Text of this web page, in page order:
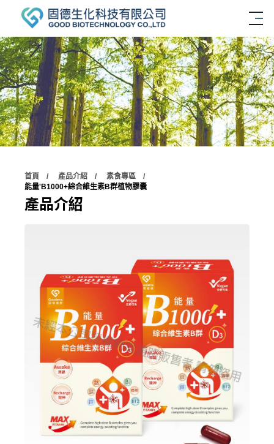
首頁 產品介紹
素食專區
能量'B1000+綜合維生素B群植物膠囊
產品介紹